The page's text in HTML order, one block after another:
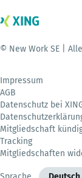
© New Work SE |
Impressum
AGB
Datenschutz bei
Mitgliedschaft
Tracking
Mitgliedschaften